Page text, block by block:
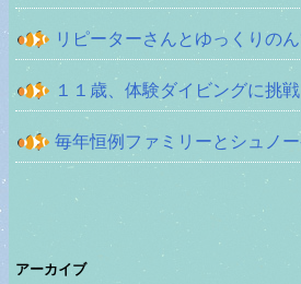
リピーターさんとゆっくりのん
１１歳、体験ダイビングに挑戦
毎年恒例ファミリーとシュノ
アーカイブ